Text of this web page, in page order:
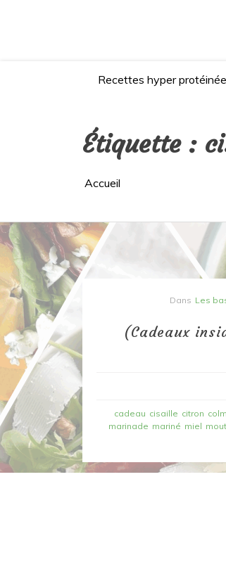
Recettes hyper
Étiquette :
Accueil
Dans Les
(Cadeaux
cadeau cisaille citron
marinade mariné miel